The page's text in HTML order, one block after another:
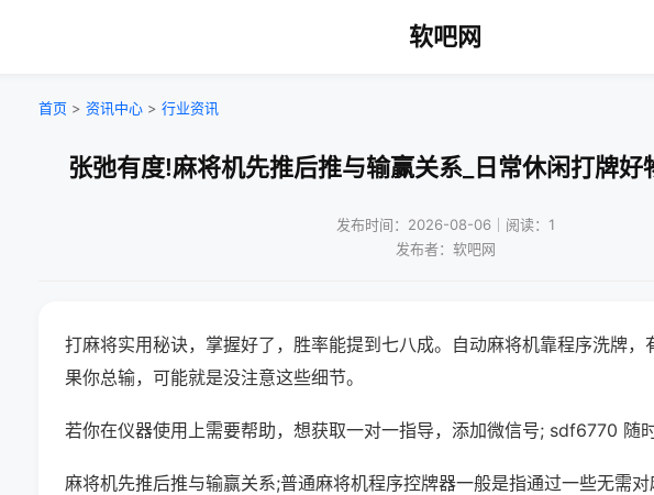
软吧网
首页 > 资讯中心 > 行业资讯
张弛有度!麻将机先推后推与输赢关系_日常休闲打牌
发布时间：2026-08-06｜阅读：1
发布者：软吧网
打麻将实用秘诀，掌握好了，胜率能提到七八成。自动麻将机靠程序洗牌，
果你总输，可能就是没注意这些细节。
若你在仪器使用上需要帮助，想获取一对一指导，添加微信号; sdf6770 随时
麻将机先推后推与输赢关系;普通麻将机程序控牌器一般是指通过一些无需